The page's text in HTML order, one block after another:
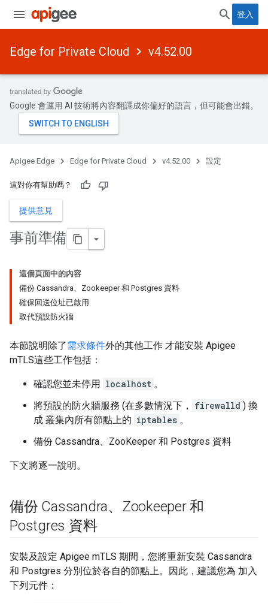
登入
Edge for Private Cloud v4.52.00
Google 會運用 AI 技術將內容翻譯成你偏好的語言，但可能會出錯。
Apigee Edge Edge for Private Cloud v4.52.00 設定
這對你有幫助嗎？
提供意見
事前準備
這個頁面中的內容
備份 Cassandra、Zookeeper 和 Postgres 資料
確保回送位址已啟用
取代預設防火牆
本節說明除了需求條件外的其他工作 才能安裝 Apigee
mTLS這些工作包括：
確認您並未停用 localhost 。
將預設的防火牆服務 (在多數情況下，
firewalld ) 換
成 叢集內所有節點上的 iptables 。
備份 Cassandra、ZooKeeper 和 Postgres 資料
下文將逐一說明。
備份 Cassandra、Zookeeper 和
Postgres 資料
安裝及設定 Apigee mTLS 期間，您將重新安裝 Cassandra
和 Postgres 分別位於各自的節點上。因此，建議您為 加入
下列元件：